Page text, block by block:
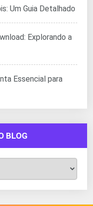
Um Guia Detalhado
Explorando a
Essencial para
BLOG